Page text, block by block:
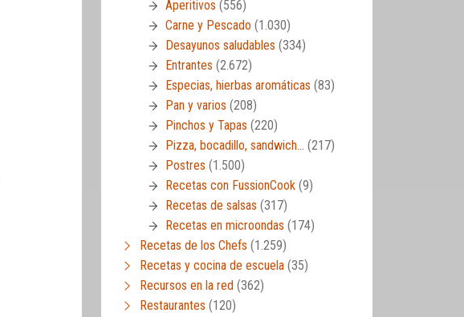
Aperitivos (556)
Carne y Pescado (1.030)
Desayunos saludables (334)
Entrantes (2.672)
Especias, hierbas aromáticas (83)
Pan y varios (208)
Pinchos y Tapas (220)
Pizza, bocadillo, sandwich… (217)
Postres (1.500)
Recetas con FussionCook (9)
Recetas de salsas (317)
Recetas en microondas (174)
Recetas de los Chefs (1.259)
Recetas y cocina de escuela (35)
Recursos en la red (362)
Restaurantes (120)